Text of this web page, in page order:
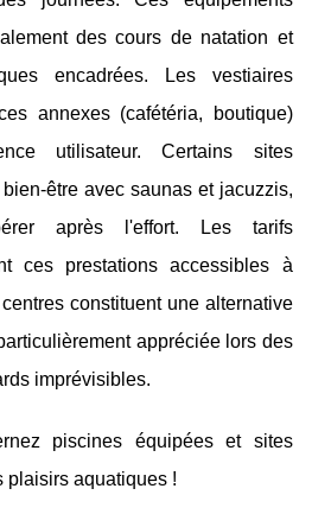
des cours de natation et
encadrées. Les vestiaires
annexes (cafétéria, boutique)
utilisateur. Certains sites
être avec saunas et jacuzzis,
après l'effort. Les tarifs
ces prestations accessibles à
constituent une alternative
appréciée lors des
imprévisibles.
piscines équipées et sites
plaisirs aquatiques !